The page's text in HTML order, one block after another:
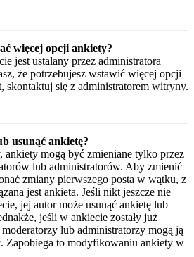
więcej opcji ankiety?
jest ustalany przez administratora
że potrzebujesz wstawić więcej opcji
się z administratorem witryny.
usunąć ankietę?
ankiety mogą być zmieniane tylko przez
lub administratorów. Aby zmienić
zmiany pierwszego posta w wątku, z
jest ankieta. Jeśli nikt jeszcze nie
jej autor może usunąć ankietę lub
jeśli w ankiecie zostały już
lub administratorzy mogą ją
Zapobiega to modyfikowaniu ankiety w